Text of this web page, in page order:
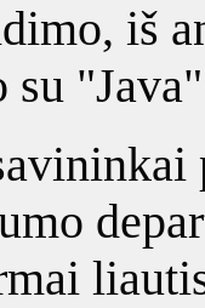
iš
su